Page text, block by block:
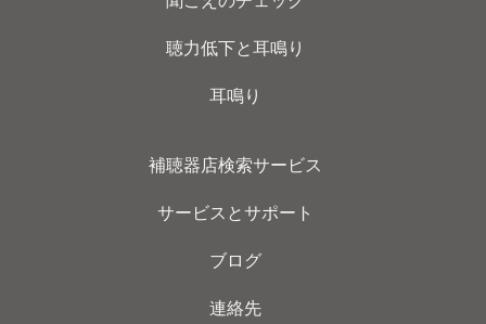
聴力低下と耳鳴り
耳鳴り
補聴器店検索サービス
サービスとサポート
ブログ
連絡先